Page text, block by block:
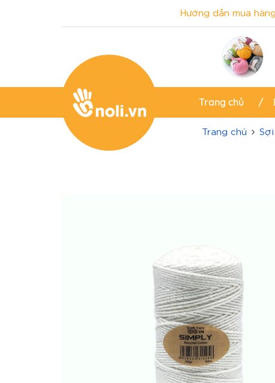
Hướng dẫn mua hàng
Trang chủ
Trang chủ Sợi